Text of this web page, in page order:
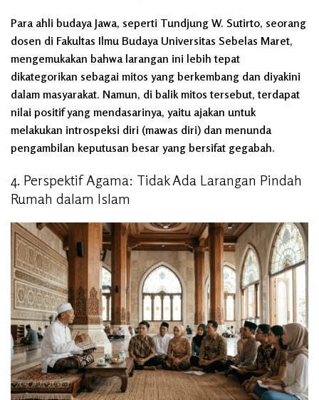
Para ahli budaya Jawa, seperti Tundjung W. Sutirto, seorang
dosen di Fakultas Ilmu Budaya Universitas Sebelas Maret,
mengemukakan bahwa larangan ini lebih tepat
dikategorikan sebagai mitos yang berkembang dan diyakini
dalam masyarakat. Namun, di balik mitos tersebut, terdapat
nilai positif yang mendasarinya, yaitu ajakan untuk
melakukan introspeksi diri (mawas diri) dan menunda
pengambilan keputusan besar yang bersifat gegabah.
4. Perspektif Agama: Tidak Ada Larangan Pindah
Rumah dalam Islam